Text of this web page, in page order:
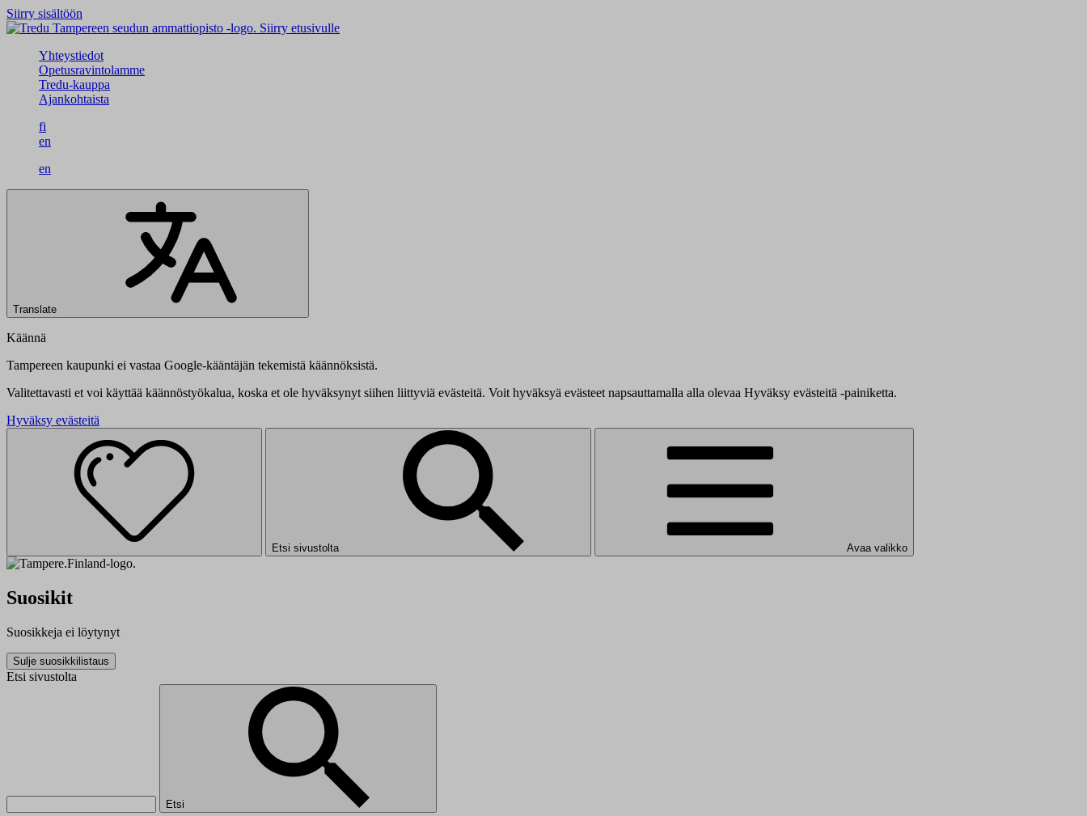
Siirry sisältöön
Siirry etusivulle
Yhteystiedot
Opetusravintolamme
Tredu-kauppa
Ajankohtaista
fi
en
en
Translate
Käännä
Tampereen kaupunki ei vastaa Google-kääntäjän tekemistä käännöksistä.
Valitettavasti et voi käyttää käännöstyökalua, koska et ole hyväksynyt siihen liittyviä evästeitä. Voit hyväksyä evästeet napsauttamalla alla olevaa Hyväksy evästeitä -painiketta.
Hyväksy evästeitä
Etsi sivustolta Avaa valikko
Suosikit
Suosikkeja ei löytynyt
Sulje suosikkilistaus
Etsi sivustolta
Etsi